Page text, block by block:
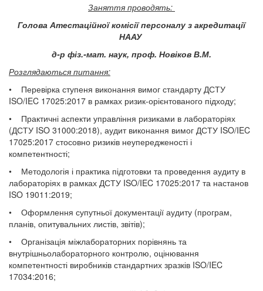
Заняття проводять:
Голова Атестаційної комісії персоналу з акредитації
НААУ
д-р фіз.-мат. наук, проф. Новіков В.М.
Розглядаються питання:
• Перевірка ступеня виконання вимог стандарту ДСТУ
ISO/IEC 17025:2017 в рамках ризик-орієнтованого підходу;
• Практичні аспекти управління ризиками в лабораторіях
(ДСТУ ISO 31000:2018), аудит виконання вимог ДСТУ ISO/IEC
17025:2017 стосовно ризиків неупередженості і
компетентності;
• Методологія і практика підготовки та проведення аудиту в
лабораторіях в рамках ДСТУ ISO/IEC 17025:2017 та настанов
ISO 19011:2019;
• Оформлення супутньої документації аудиту (програм,
планів, опитувальних листів, звітів);
• Організація міжлабораторних порівнянь та
внутрішньолабораторного контролю, оцінювання
компетентності виробників стандартних зразків ISO/IEC
17034:2016;